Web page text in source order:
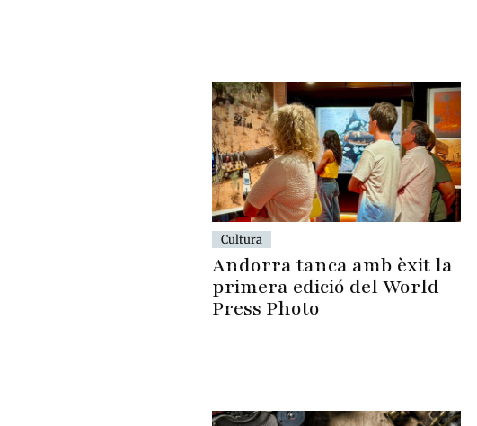
Cultura
Andorra tanca amb èxit la
primera edició del World
Press Photo